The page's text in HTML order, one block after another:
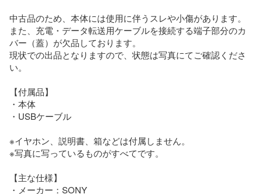
中古品のため、本体には使用に伴うスレや小傷があります。
また、充電・データ転送用ケーブルを接続する端子部分のカ
バー（蓋）が欠品しております。
現状での出品となりますので、状態は写真にてご確認くださ
い。
【付属品】
・本体
・USBケーブル
※イヤホン、説明書、箱などは付属しません。
※写真に写っているものがすべてです。
【主な仕様】
・メーカー：SONY